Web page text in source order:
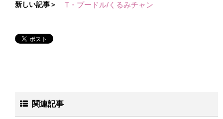
新しい記事＞ T・プードル/くるみチャン
関連記事